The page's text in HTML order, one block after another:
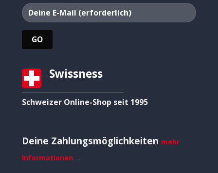
Swissness
Schweizer Online-Shop seit 1995
Deine Zahlungsmöglichkeiten mehr
Informationen →